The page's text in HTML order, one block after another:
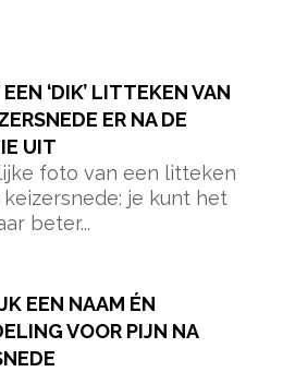
‘DIK’ LITTEKEN VAN
ER NA DE
UIT
foto van een litteken
je kunt het
beter...
EEN NAAM ÉN
VOOR PIJN NA